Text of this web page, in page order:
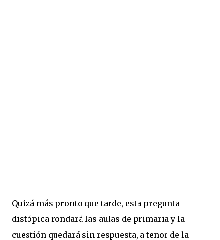
Quizá más pronto que tarde, esta pregunta
distópica rondará las aulas de primaria y la
cuestión quedará sin respuesta, a tenor de la